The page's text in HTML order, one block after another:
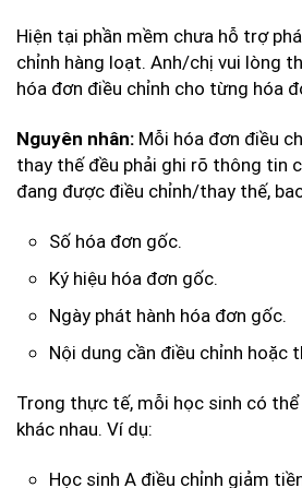
Hiện tại phần mềm chưa hỗ trợ
chỉnh hàng loạt. Anh/chị vui lòng
hóa đơn điều chỉnh cho từng hóa
Nguyên nhân: Mỗi hóa đơn điều
thay thế đều phải ghi rõ thông tin
đang được điều chỉnh/thay thế,
Số hóa đơn gốc.
Ký hiệu hóa đơn gốc.
Ngày phát hành hóa đơn gốc.
Nội dung cần điều chỉnh hoặc
Trong thực tế, mỗi học sinh có
khác nhau. Ví dụ:
Học sinh A điều chỉnh giảm